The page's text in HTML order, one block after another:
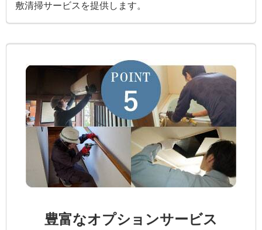
敷清掃サービスを提供します。
豊富なオプションサービス